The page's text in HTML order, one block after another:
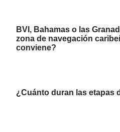
BVI, Bahamas o las
zona de navegación
conviene?
¿Cuánto duran las etapas